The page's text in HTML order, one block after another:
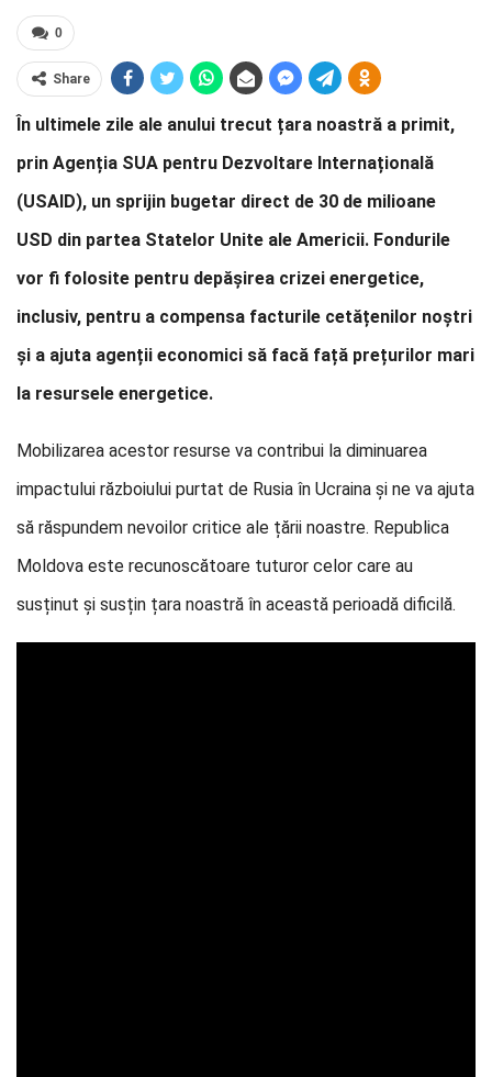
0
Share
În ultimele zile ale anului trecut țara noastră a primit,
prin Agenția SUA pentru Dezvoltare Internațională
(USAID), un sprijin bugetar direct de 30 de milioane
USD din partea Statelor Unite ale Americii. Fondurile
vor fi folosite pentru depășirea crizei energetice,
inclusiv, pentru a compensa facturile cetățenilor noștri
și a ajuta agenții economici să facă față prețurilor mari
la resursele energetice.
Mobilizarea acestor resurse va contribui la diminuarea
impactului războiului purtat de Rusia în Ucraina și ne va ajuta
să răspundem nevoilor critice ale țării noastre. Republica
Moldova este recunoscătoare tuturor celor care au
susținut și susțin țara noastră în această perioadă dificilă.